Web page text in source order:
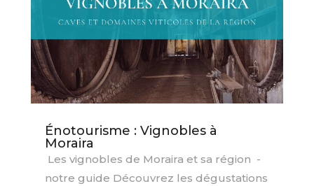
Énotourisme : Vignobles à
Moraira
Les vignobles de Moraira et sa région -
notre guide Découvrez les dégustations